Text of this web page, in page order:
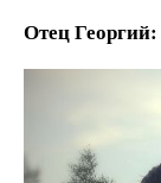
Отец Георгий: